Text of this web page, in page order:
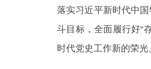
落实习近平新时代中
斗目标，全面履行好“
时代党史工作新的荣光